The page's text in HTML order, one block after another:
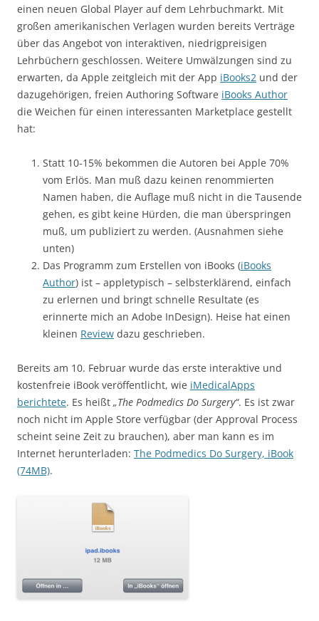
einen neuen Global Player auf dem Lehrbuchmarkt. Mit
großen amerikanischen Verlagen wurden bereits Verträge
über das Angebot von interaktiven, niedrigpreisigen
Lehrbüchern geschlossen. Weitere Umwälzungen sind zu
erwarten, da Apple zeitgleich mit der App iBooks2 und der
dazugehörigen, freien Authoring Software iBooks Author
die Weichen für einen interessanten Marketplace gestellt
hat:
Statt 10-15% bekommen die Autoren bei Apple 70%
vom Erlös. Man muß dazu keinen renommierten
Namen haben, die Auflage muß nicht in die Tausende
gehen, es gibt keine Hürden, die man überspringen
muß, um publiziert zu werden. (Ausnahmen siehe
unten)
Das Programm zum Erstellen von iBooks (iBooks
Author) ist – appletypisch – selbsterklärend, einfach
zu erlernen und bringt schnelle Resultate (es
erinnerte mich an Adobe InDesign). Heise hat einen
kleinen Review dazu geschrieben.
Bereits am 10. Februar wurde das erste interaktive und
kostenfreie iBook veröffentlicht, wie iMedicalApps
berichtete. Es heißt „The Podmedics Do Surgery“. Es ist zwar
noch nicht im Apple Store verfügbar (der Approval Process
scheint seine Zeit zu brauchen), aber man kann es im
Internet herunterladen: The Podmedics Do Surgery, iBook
(74MB).